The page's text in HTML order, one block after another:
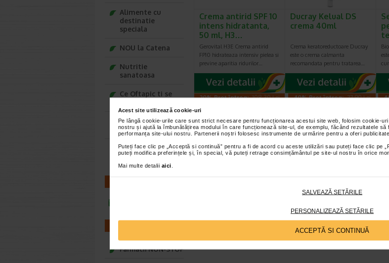
Acest site utilizează cookie-uri
Pe lângă cookie-urile care sunt strict necesare pentru funcționarea acestui site web, folosim cookie-
nostru și ajută la îmbunătățirea modului în care funcționează site-ul, de exemplu, făcând rezultatele
performanța site-ului nostru. Partenerii noștri folosesc instrumente de urmărire pentru a oferi
Puteți face clic pe „Acceptă si continuă” pentru a fi de acord cu aceste utilizări sau puteți face clic pe
puteți modifica preferințele și, în special, vă puteți retrage consimțământul pe site-ul nostru în orice
Mai multe detalii aici
SALVEAZĂ SETĂRILE
PERSONALIZEAZĂ SETĂRILE
ACCEPTĂ SI CONTINUĂ
Crema antirid SPF 10
intens hidratanta,
50 ml, H3…
Gerovital H3E Crema antirid
FP10 hidrateaza intensiv pielea si
previne aparitia ridurilor…
Ducray Kelual DS
crema 40ml
Crema keratoreductoare Ducray
este o crema calmanta
recomandata pentru tratarea…
-20% Preț întreg: 108.30 Lei
atat pentru demachierea…
-40% Preț întreg: 77.90 Lei
acid hialuronic X 10…
Gerovital H3 Evolution de la
Farmec SA au efecte intens…
-
Alimente cu
destinatie
speciala
NOU la Catena
Nutritie
sanatoasa
Ce Oftapic ti se
Adora – Adorabili
din prima clipa
Seturi cadou
Baylis&Harding
Farmacii NON-STOP